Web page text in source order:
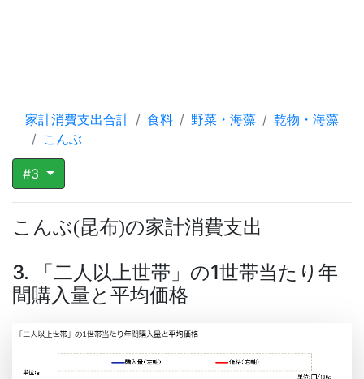
家計消費支出合計 食料 野菜・海藻
乾物・海藻
こんぶ
#3
こんぶ(昆布)の家計消費支出
3. 「二人以上世帯」の1世帯当たり年
間購入量と平均価格